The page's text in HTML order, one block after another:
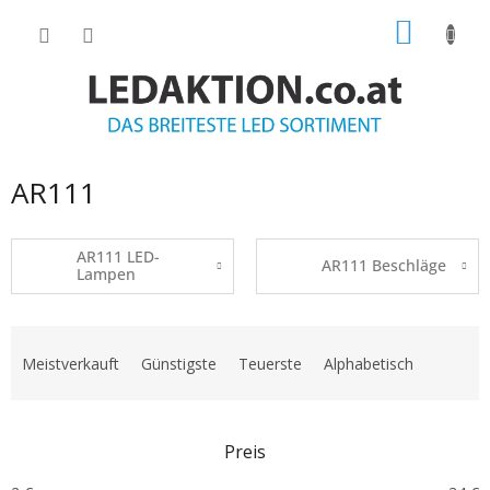
AR111
AR111 LED-
Lampen
AR111 Beschläge
t
Meistverkauft Günstigste Teuerste Alphabetisch
Preis